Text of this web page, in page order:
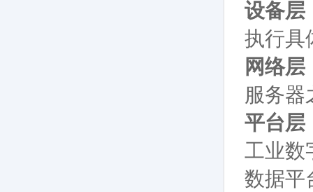
设备层
执行具
网络层
服务器
平台层
工业数
数据平